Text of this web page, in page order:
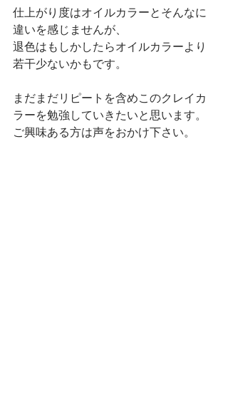
仕上がり度はオイルカラーとそんなに
違いを感じませんが、
退色はもしかしたらオイルカラーより
若干少ないかもです。
まだまだリピートを含めこのクレイカ
ラーを勉強していきたいと思います。
ご興味ある方は声をおかけ下さい。